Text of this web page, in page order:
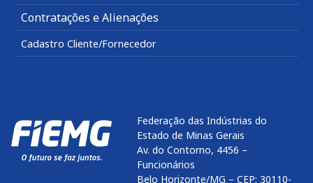
Contratações e Alienações
Cadastro Cliente/Fornecedor
Federação das Indústrias do
Estado de Minas Gerais
Av. do Contorno, 4456 –
Funcionários
Belo Horizonte/MG – CEP: 30110-